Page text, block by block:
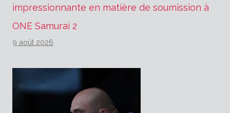
impressionnante en matière de soumission à
ONE Samurai 2
9 août 2026